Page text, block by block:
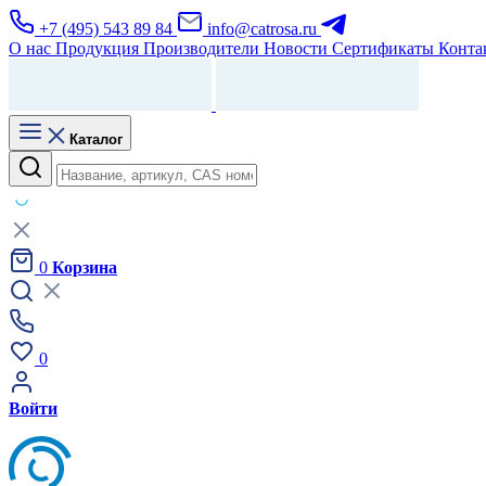
+7 (495) 543 89 84
info@catrosa.ru
О нас Продукция Производители Новости Сертификаты
Каталог
0 Корзина
0
Войти